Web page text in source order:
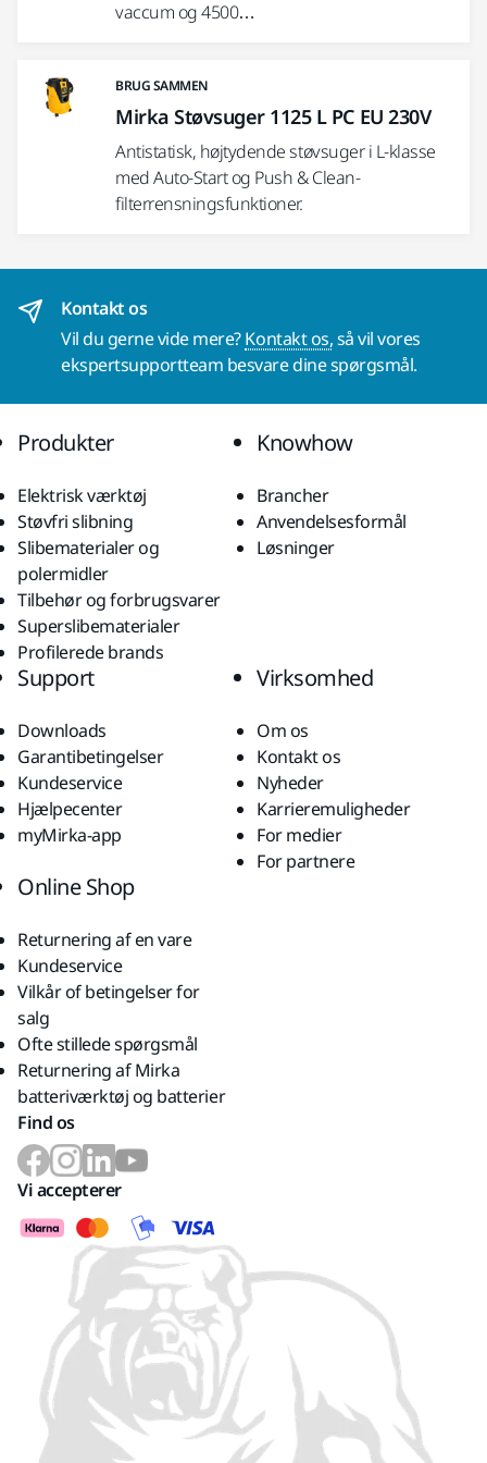
vaccum og 4500…
BRUG SAMMEN
Mirka Støvsuger 1125 L PC EU 230V
Antistatisk, højtydende støvsuger i L-klasse
med Auto-Start og Push & Clean-
filterrensningsfunktioner.
Kontakt os
Vil du gerne vide mere?Kontakt os,så vil vores
ekspertsupportteam besvare dine spørgsmål.
Produkter
Elektrisk værktøj
Støvfri slibning
Slibematerialer og
polermidler
Tilbehør og forbrugsvarer
Superslibematerialer
Profilerede brands
Knowhow
Brancher
Anvendelsesformål
Løsninger
Support
Downloads
Garantibetingelser
Kundeservice
Hjælpecenter
myMirka-app
Virksomhed
Om os
Kontakt os
Nyheder
Karrieremuligheder
For medier
For partnere
Online Shop
Returnering af en vare
Kundeservice
Vilkår of betingelser for
salg
Ofte stillede spørgsmål
Returnering af Mirka
batteriværktøj og batterier
Find os
Vi accepterer